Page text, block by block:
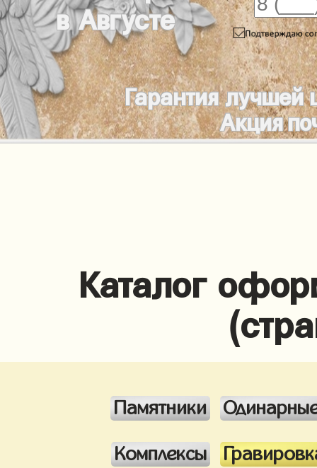
в Августе
Гарантия лучшей
Акция
Каталог
Памятники
Комплексы